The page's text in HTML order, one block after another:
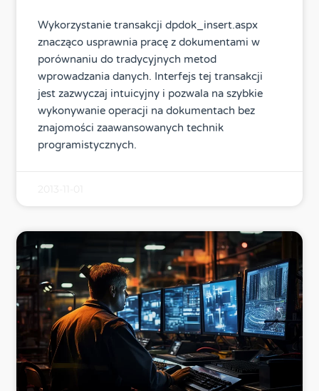
Wykorzystanie transakcji dpdok_insert.aspx
znacząco usprawnia pracę z dokumentami w
porównaniu do tradycyjnych metod
wprowadzania danych. Interfejs tej transakcji
jest zazwyczaj intuicyjny i pozwala na szybkie
wykonywanie operacji na dokumentach bez
znajomości zaawansowanych technik
programistycznych.